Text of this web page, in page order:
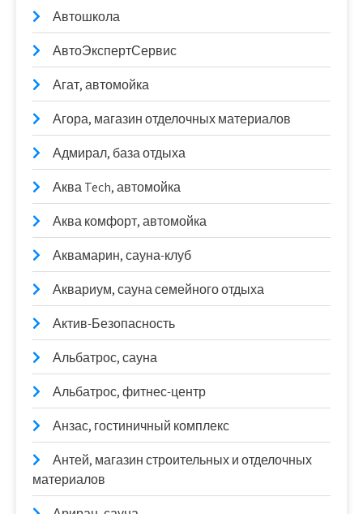
Автошкола
АвтоЭкспертСервис
Агат, автомойка
Агора, магазин отделочных материалов
Адмирал, база отдыха
Аква Tech, автомойка
Аква комфорт, автомойка
Аквамарин, сауна-клуб
Аквариум, сауна семейного отдыха
Актив-Безопасность
Альбатрос, сауна
Альбатрос, фитнес-центр
Анзас, гостиничный комплекс
Антей, магазин строительных и отделочных
материалов